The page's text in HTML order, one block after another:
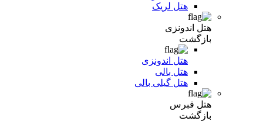
هتل لریک
هتل اندونزی
بازگشت
هتل اندونزی
هتل بالی
هتل گیلی بالی
هتل قبرس
بازگشت